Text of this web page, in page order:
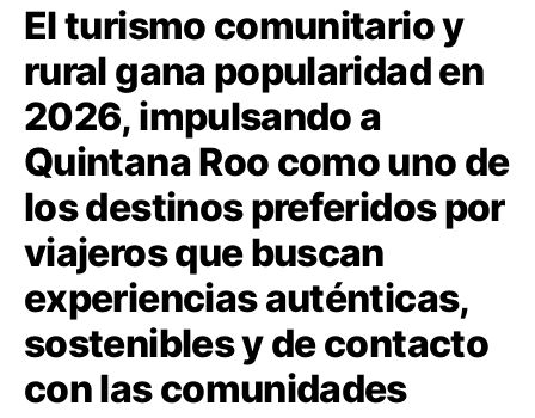
El turismo comunitario y
rural gana popularidad en
2026, impulsando a
Quintana Roo como uno de
los destinos preferidos por
viajeros que buscan
experiencias auténticas,
sostenibles y de contacto
con las comunidades